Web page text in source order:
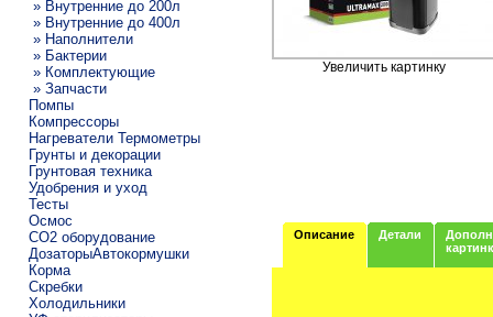
» Внутренние до 200л
» Внутренние до 400л
» Наполнители
» Бактерии
» Комплектующие
» Запчасти
Помпы
Компрессоры
Нагреватели Термометры
Грунты и декорации
Грунтовая техника
Удобрения и уход
Тесты
Осмос
CO2 оборудование
ДозаторыАвтокормушки
Корма
Скребки
Холодильники
Увеличить картинку
Описание Детали